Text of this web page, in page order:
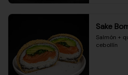
Sake
Salmón +
cebollín